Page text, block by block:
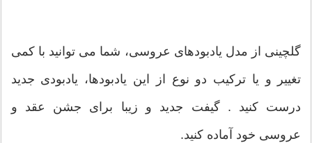
گلچینی از مدل یادبودهای عروسی، شما می توانید با کمی
تغییر و یا ترکیب دو نوع از این یادبودها، یادبودی جدید
درست کنید . گیفت جدید و زیبا برای جشن عقد و
عروسی خود آماده کنید.